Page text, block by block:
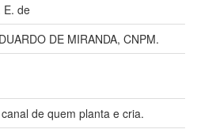
E. de
DE MIRANDA, CNPM.
de quem planta e cria.